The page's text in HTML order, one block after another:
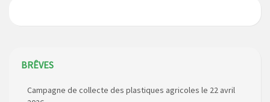
BRÊVES
Campagne de collecte des plastiques agricoles le 22 avril